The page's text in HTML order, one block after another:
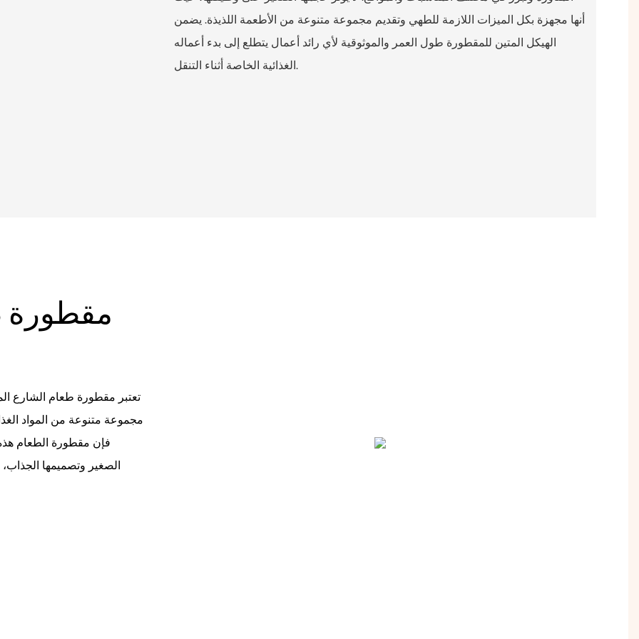
أنها مجهزة بكل الميزات اللازمة للطهي وتقديم مجموعة متنوعة من الأطعمة اللذيذة. يضمن
الهيكل المتين للمقطورة طول العمر والموثوقية لأي رائد أعمال يتطلع إلى بدء أعماله
الغذائية الخاصة أثناء التنقل.
مقطورة
تعتبر مقطورة طعام الشارع
مجموعة متنوعة من المواد
فإن مقطورة الطعام
الصغير وتصميمها